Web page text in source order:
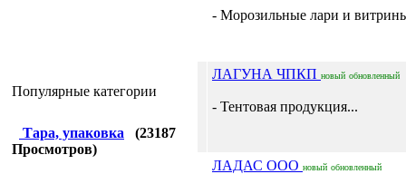
Популярные категории
Тара, упаковка (23187
Просмотров)
- Морозильные лари и
ЛАГУНА ЧПКП новый обновленный
- Тентовая продукция...
ЛАДАС ООО новый обновленный